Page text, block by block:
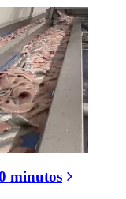
minutos